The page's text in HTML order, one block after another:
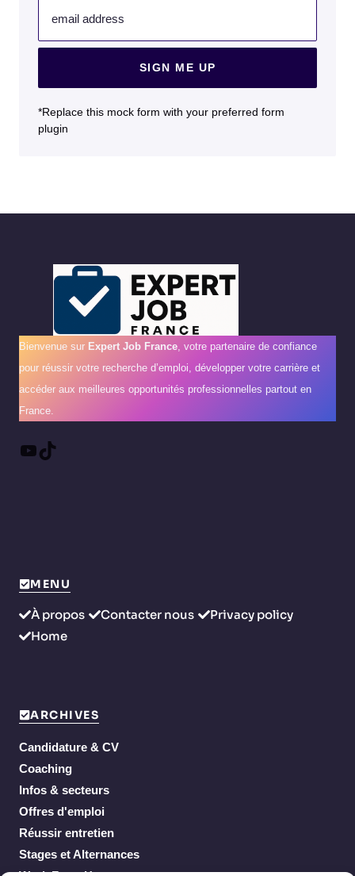
email address
SIGN ME UP
*Replace this mock form with your preferred form
plugin
Bienvenue sur Expert Job France , votre partenaire de confiance
pour réussir votre recherche d’emploi, développer votre carrière et
accéder aux meilleures opportunités professionnelles partout en
France.
YouTube
TikTok
MENU
À propos Contacter nous
Privacy policy
Home
ARCHIVES
Candidature & CV
Coaching
Infos & secteurs
Offres d'emploi
Réussir entretien
Stages et Alternances